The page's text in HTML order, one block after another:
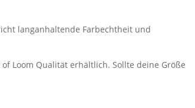
langanhaltende Farbechtheit und
of Loom Qualität erhältlich. Sollte deine Größe